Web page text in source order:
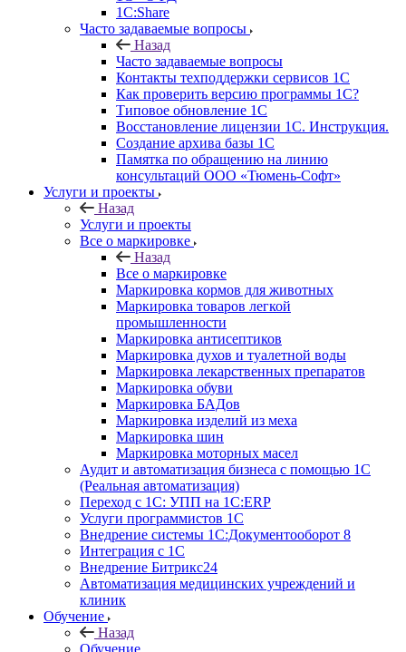
1С:Share
Часто задаваемые вопросы
Назад
Часто задаваемые вопросы
Контакты техподдержки сервисов 1С
Как проверить версию программы 1С?
Типовое обновление 1С
Восстановление лицензии 1С. Инструкция.
Создание архива базы 1С
Памятка по обращению на линию
консультаций ООО «Тюмень-Софт»
Услуги и проекты
Назад
Услуги и проекты
Все о маркировке
Назад
Все о маркировке
Маркировка кормов для животных
Маркировка товаров легкой
промышленности
Маркировка антисептиков
Маркировка духов и туалетной воды
Маркировка лекарственных препаратов
Маркировка обуви
Маркировка БАДов
Маркировка изделий из меха
Маркировка шин
Маркировка моторных масел
Аудит и автоматизация бизнеса с помощью 1С
(Реальная автоматизация)
Переход с 1С: УПП на 1С:ERP
Услуги программистов 1С
Внедрение системы 1С:Документооборот 8
Интеграция с 1С
Внедрение Битрикс24
Автоматизация медицинских учреждений и
клиник
Обучение
Назад
Обучение